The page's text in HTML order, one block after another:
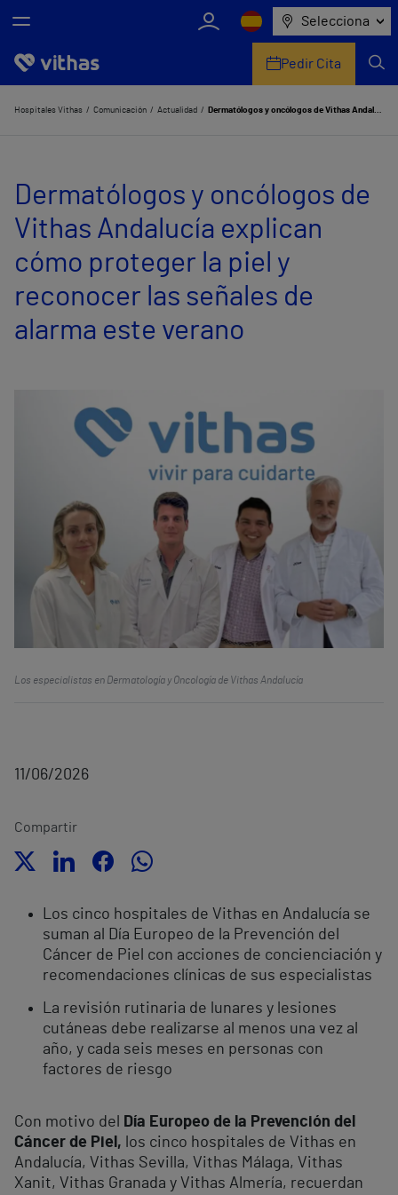
Selecciona
Nosotros
Servicios de salud
Equipo médico y asistencial
Información útil
Comunicación
Pedir Cita
Hospitales Vithas Comunicación Actualidad Dermatólogos y oncólogos de Vithas Andalucía explican cómo proteger la piel y reconocer las señales de alarma este verano
Dermatólogos y oncólogos de
Vithas Andalucía explican
cómo proteger la piel y
reconocer las señales de
alarma este verano
Los especialistas en Dermatología y Oncología de Vithas Andalucía
11/06/2026
Compartir
Los cinco hospitales de Vithas en Andalucía se
suman al Día Europeo de la Prevención del
Cáncer de Piel con acciones de concienciación y
recomendaciones clínicas de sus especialistas
La revisión rutinaria de lunares y lesiones
cutáneas debe realizarse al menos una vez al
año, y cada seis meses en personas con
factores de riesgo
Con motivo del
Día Europeo de la Prevención del
Cáncer de Piel, los cinco hospitales de Vithas en
Andalucía, Vithas Sevilla, Vithas Málaga, Vithas
Xanit, Vithas Granada y Vithas Almería, recuerdan